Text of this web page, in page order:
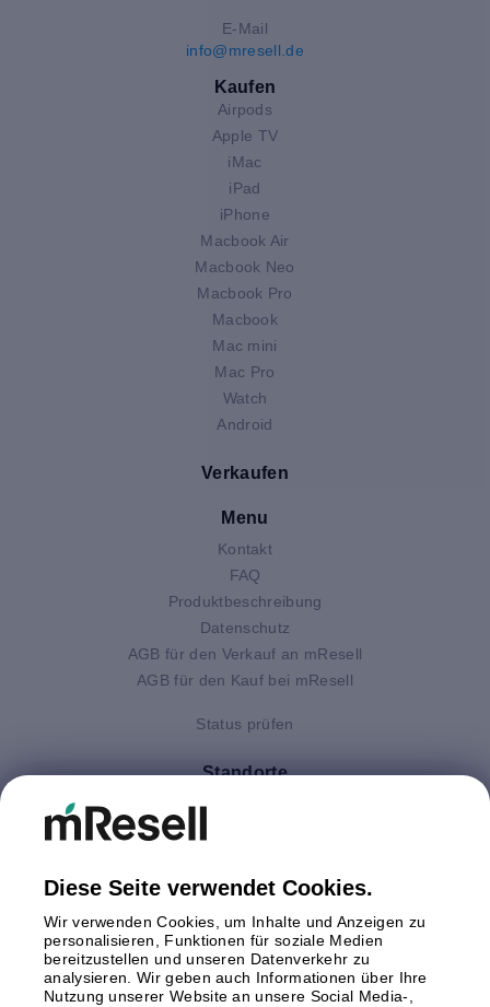
E-Mail
info@mresell.de
Kaufen
Airpods
Apple TV
iMac
iPad
iPhone
Macbook Air
Macbook Neo
Macbook Pro
Macbook
Mac mini
Mac Pro
Watch
Android
Verkaufen
Menu
Kontakt
FAQ
Produktbeschreibung
Datenschutz
AGB für den Verkauf an mResell
AGB für den Kauf bei mResell
Status prüfen
Standorte
Deutschland
Italien
Polen
Schweden
Spanien
Diese Seite verwendet Cookies.
Wir verwenden Cookies, um Inhalte und Anzeigen zu
personalisieren, Funktionen für soziale Medien
bereitzustellen und unseren Datenverkehr zu
analysieren. Wir geben auch Informationen über Ihre
Nutzung unserer Website an unsere Social Media-,